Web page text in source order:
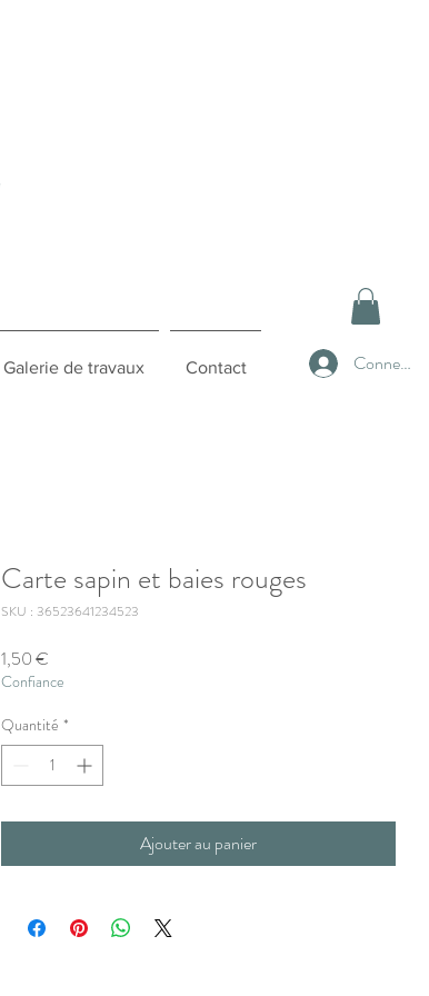
Galerie de travaux Contact Connexion
Carte sapin et baies rouges
SKU : 36523641234523
1,50 €
Confiance
Quantité *
Ajouter au panier